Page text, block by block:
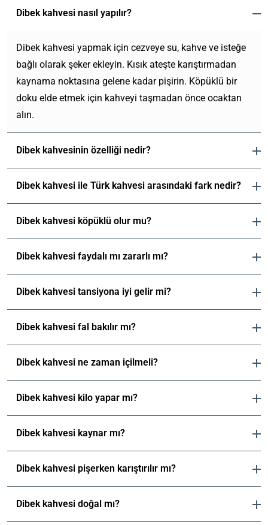
Dibek kahvesi nasıl yapılır?
Dibek kahvesi yapmak için cezveye su, kahve ve isteğe
bağlı olarak şeker ekleyin. Kısık ateşte karıştırmadan
kaynama noktasına gelene kadar pişirin. Köpüklü bir
doku elde etmek için kahveyi taşmadan önce ocaktan
alın.
Dibek kahvesinin özelliği nedir?
Dibek kahvesi ile Türk kahvesi arasındaki fark nedir?
Dibek kahvesi köpüklü olur mu?
Dibek kahvesi faydalı mı zararlı mı?
Dibek kahvesi tansiyona iyi gelir mi?
Dibek kahvesi fal bakılır mı?
Dibek kahvesi ne zaman içilmeli?
Dibek kahvesi kilo yapar mı?
Dibek kahvesi kaynar mı?
Dibek kahvesi pişerken karıştırılır mı?
Dibek kahvesi doğal mı?